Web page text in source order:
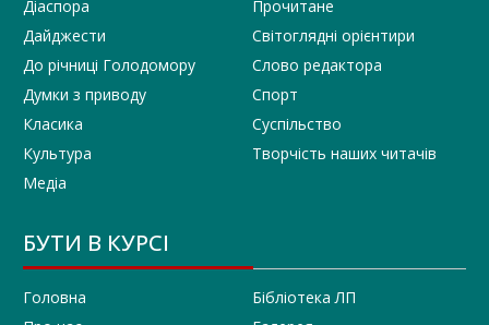
Діаспора
Дайджести
До річниці Голодомору
Думки з приводу
Класика
Культура
Медіа
Прочитане
Світоглядні орієнтири
Слово редактора
Спорт
Суспільство
Творчість наших читачів
БУТИ В КУРСІ
Головна
Бібліотека ЛП